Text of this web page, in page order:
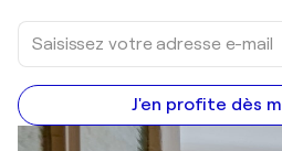
J'en profite dès